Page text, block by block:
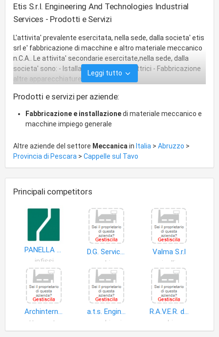
Etis S.r.l. Engineering And Technologies Industrial
Services - Prodotti e Servizi
L'attivita' prevalente esercitata, nella sede, dalla societa' etis
srl e' fabbricazione di macchine e altro materiale meccanico
n.C.A.. Le attivita' secondarie esercitate,nella sede, dalla
societa' sono: - Istallazione impianti elettrici - Fabbricazione
altre apparecchiature elettriche
Leggi tutto
Prodotti e servizi per aziende:
Fabbricazione e installazionedi materiale meccanico e
macchine impiego generale
Altre aziende del settore Meccanica in Italia > Abruzzo >
Provincia di Pescara > Cappelle sul Tavo
Principali competitors
PANELLA & DI IORIO
infissi
D.G. Service S.r.l
Valma S.r.l
Archinterni di di Marco Rocco
a.t.s. Engineerings.r.l.
R.A.V.E.R. di Tottone Ennio